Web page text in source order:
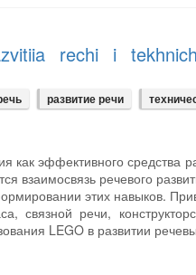
rechi i
развитие речи
как эффективного средства
взаимосвязь речевого
этих навыков.
связной речи,
LEGO в развитии